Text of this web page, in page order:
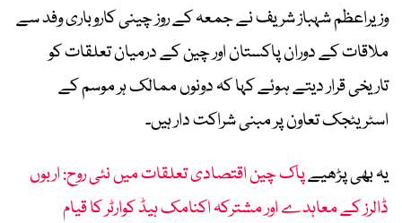
وزیراعظم شہباز شریف نے جمعہ کے روز چینی کاروباری وفد سے
ملاقات کے دوران پاکستان اور چین کے درمیان تعلقات کو
تاریخی قرار دیتے ہوئے کہا کہ دونوں ممالک ہر موسم کے
اسٹریٹجک تعاون پر مبنی شراکت دار ہیں۔
یہ بھی پڑھیےپاک چین اقتصادی تعلقات میں نئی روح: اربوں
ڈالرز کے معاہدے اور مشترکہ اکنامک ہیڈ کوارٹر کا قیام